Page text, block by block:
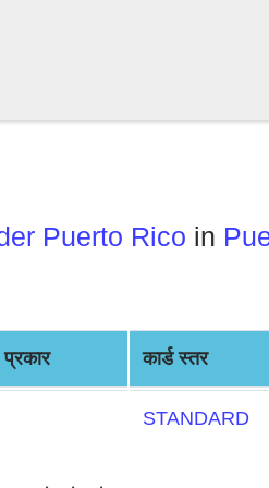
Puerto Rico in
प्रकार कार्ड स्तर
STANDARD